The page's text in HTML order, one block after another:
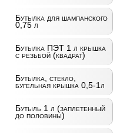
Бутылка для шампанского
0,75 л
Бутылка ПЭТ 1 л крышка
с резьбой (квадрат)
Бутылка, стекло,
бугельная крышка 0,5-1л
Бутыль 1 л (заплетенный
до половины)